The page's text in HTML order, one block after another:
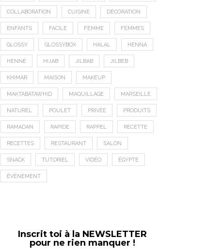
COLLABORATION CUISINE DÉCORATION
ENFANTS FACILE FEMME FEMMES
GLOSSY GLOSSYBOX HALAL HENNA
HENNÉ HIJAB JILBAB JILBEB
KHIMAR MAISON MAKEUP
MAKTABATAWHID MAQUILLAGE MARSEILLE
NATUREL POULET PRIVÉE PRODUITS
RAMADAN RAPIDE RAPPEL RECETTE
RECETTES RESTAURANT SALON
SNACK TUTORIEL VIDÉO ÉGYPTE
ÉVÉNEMENT
Inscrit toi à la NEWSLETTER
pour ne rien manquer !